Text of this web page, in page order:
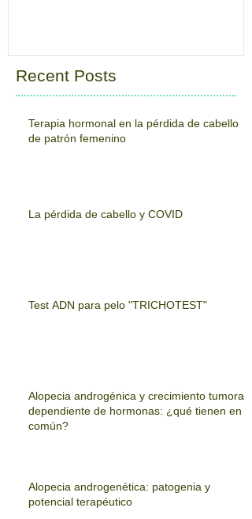
Recent Posts
Terapia hormonal en la pérdida de cabello
de patrón femenino
La pérdida de cabello y COVID
Test ADN para pelo "TRICHOTEST"
Alopecia androgénica y crecimiento tumoral
dependiente de hormonas: ¿qué tienen en
común?
Alopecia androgenética: patogenia y
potencial terapéutico